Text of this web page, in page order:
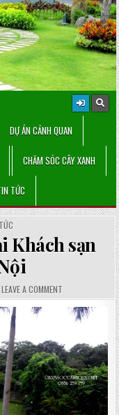
DỰ ÁN CẢNH QUAN
CHĂM SÓC CÂY XANH
TỨC
Khách sạn
COMMENTS:
LEAVE A COMMENT
THI
CÔNG
TRỒNG
SẠN
DEAWOO
HÀ
NỘI